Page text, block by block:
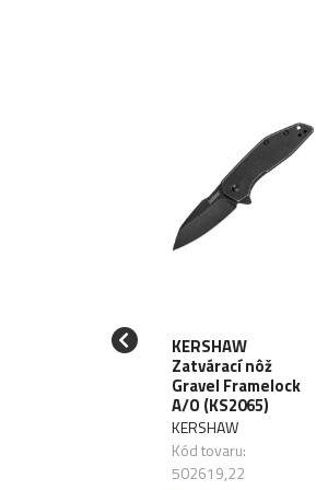
KERSHAW
Zatvárací nôž
Gravel Framelock
A/O (KS2065)
KERSHAW
Kód tovaru:
502619,22